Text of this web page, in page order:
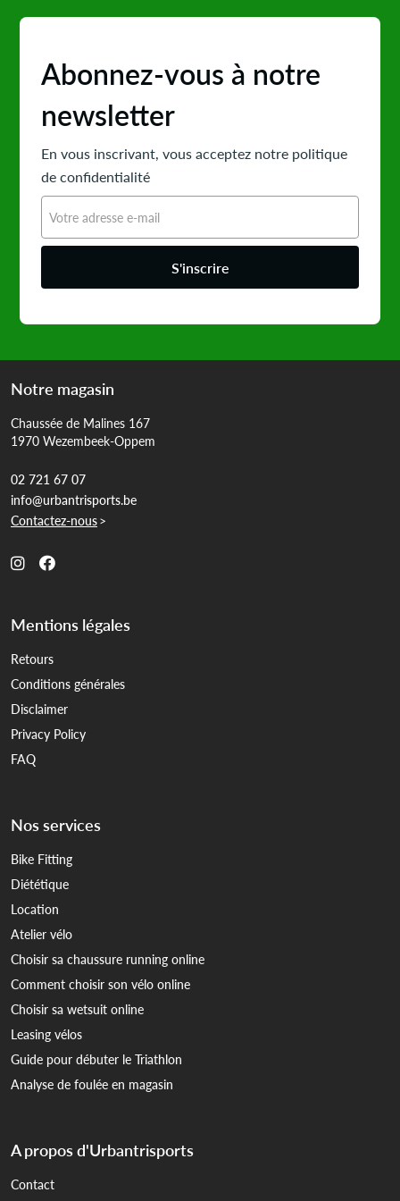
Abonnez-vous à notre
newsletter
En vous inscrivant, vous acceptez notre politique
de confidentialité
S'inscrire
Notre magasin
Chaussée de Malines 167
1970 Wezembeek-Oppem
02 721 67 07
info@urbantrisports.be
Contactez-nous>
Mentions légales
Retours
Conditions générales
Disclaimer
Privacy Policy
FAQ
Nos services
Bike Fitting
Diététique
Location
Atelier vélo
Choisir sa chaussure running online
Comment choisir son vélo online
Choisir sa wetsuit online
Leasing vélos
Guide pour débuter le Triathlon
Analyse de foulée en magasin
A propos d'Urbantrisports
Contact